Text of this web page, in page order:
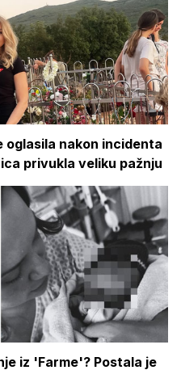
nakon incidenta
privukla veliku pažnju
iz 'Farme'? Postala je